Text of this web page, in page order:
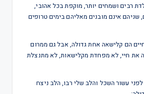
רבים ושמחים יותר, מוקפת בכל אהובי,
שניהם אינם מובנים מאליהם בימים טרופים
הם קלישאה אחת גדולה, אבל גם ממרום
ככה את חיי, לא מפחדת מקלישאות, לא מתנצלת
עשור השכל והלב שלי רבו, הלב ניצח